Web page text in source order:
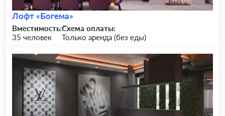
Лофт «Богема»
Вместимость:
35 человек
Схема оплаты:
Только аренда (без еды)